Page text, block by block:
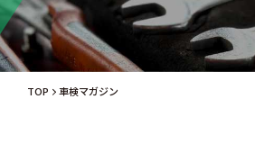
TOP 車検マガジン